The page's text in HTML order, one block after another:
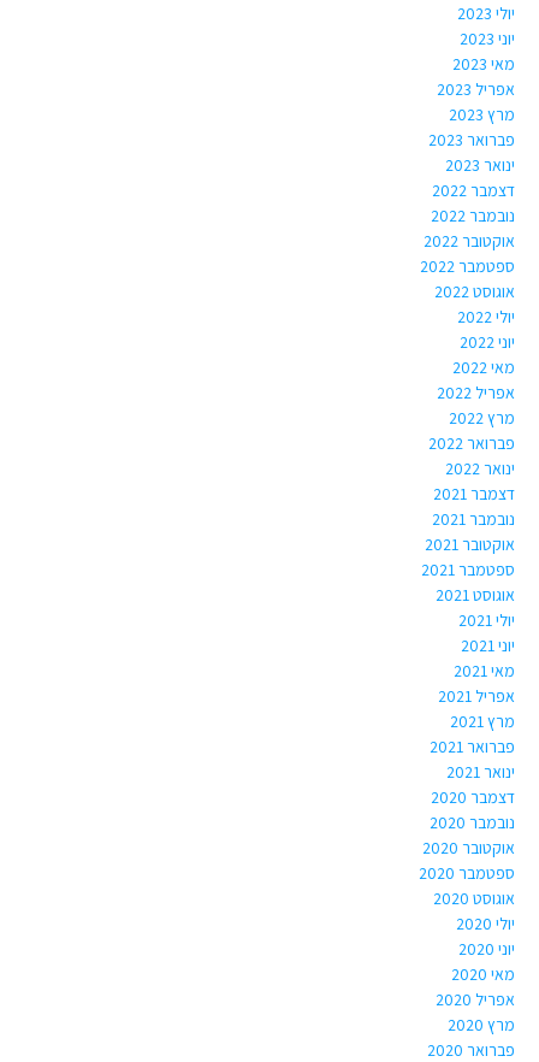
יולי 2023
יוני 2023
מאי 2023
אפריל 2023
מרץ 2023
פברואר 2023
ינואר 2023
דצמבר 2022
נובמבר 2022
אוקטובר 2022
ספטמבר 2022
אוגוסט 2022
יולי 2022
יוני 2022
מאי 2022
אפריל 2022
מרץ 2022
פברואר 2022
ינואר 2022
דצמבר 2021
נובמבר 2021
אוקטובר 2021
ספטמבר 2021
אוגוסט 2021
יולי 2021
יוני 2021
מאי 2021
אפריל 2021
מרץ 2021
פברואר 2021
ינואר 2021
דצמבר 2020
נובמבר 2020
אוקטובר 2020
ספטמבר 2020
אוגוסט 2020
יולי 2020
יוני 2020
מאי 2020
אפריל 2020
מרץ 2020
פברואר 2020